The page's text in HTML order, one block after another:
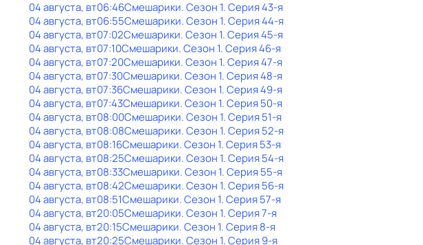
04 августа, вт06:46Смешарики. Сезон 1. Серия 43-я
04 августа, вт06:55Смешарики. Сезон 1. Серия 44-я
04 августа, вт07:02Смешарики. Сезон 1. Серия 45-я
04 августа, вт07:10Смешарики. Сезон 1. Серия 46-я
04 августа, вт07:20Смешарики. Сезон 1. Серия 47-я
04 августа, вт07:30Смешарики. Сезон 1. Серия 48-я
04 августа, вт07:36Смешарики. Сезон 1. Серия 49-я
04 августа, вт07:43Смешарики. Сезон 1. Серия 50-я
04 августа, вт08:00Смешарики. Сезон 1. Серия 51-я
04 августа, вт08:08Смешарики. Сезон 1. Серия 52-я
04 августа, вт08:16Смешарики. Сезон 1. Серия 53-я
04 августа, вт08:25Смешарики. Сезон 1. Серия 54-я
04 августа, вт08:33Смешарики. Сезон 1. Серия 55-я
04 августа, вт08:42Смешарики. Сезон 1. Серия 56-я
04 августа, вт08:51Смешарики. Сезон 1. Серия 57-я
04 августа, вт20:05Смешарики. Сезон 1. Серия 7-я
04 августа, вт20:15Смешарики. Сезон 1. Серия 8-я
04 августа, вт20:25Смешарики. Сезон 1. Серия 9-я